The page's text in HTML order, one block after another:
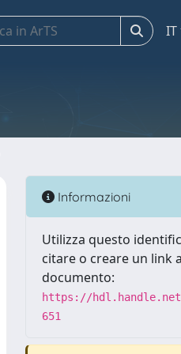
IT
Informazioni
Utilizza questo
citare o creare un link
documento:
https://hdl.handle.net/
651